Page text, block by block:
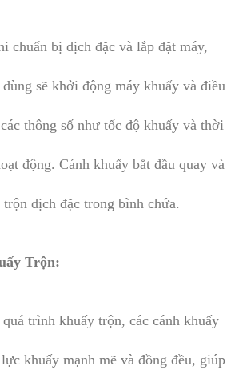
chuẩn bị dịch đặc và lắp đặt máy,
sẽ khởi động máy khuấy và điều
thông số như tốc độ khuấy và thời
động. Cánh khuấy bắt đầu quay và
trộn dịch đặc trong bình chứa.
Trộn:
trình khuấy trộn, các cánh khuấy
khuấy mạnh mẽ và đồng đều, giúp